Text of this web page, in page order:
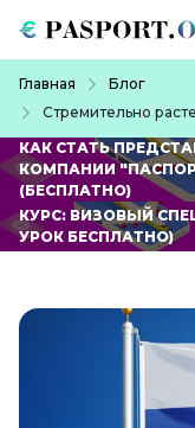
Главная
Блог
Стремительно
КАК СТАТЬ
КОМПАНИИ
(БЕСПЛАТНО)
КУРС: ВИЗОВЫЙ
УРОК БЕСПЛАТНО)